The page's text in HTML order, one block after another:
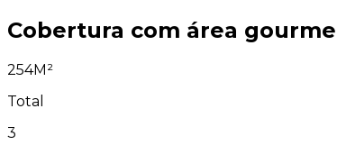
Cobertura com área
254M²
Total
3